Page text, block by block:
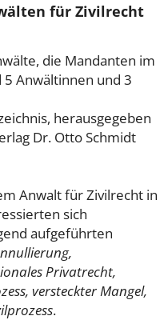
für Zivilrecht
die Mandanten im
Anwältinnen und 3
herausgegeben
Dr. Otto Schmidt
Anwalt für Zivilrecht in
sich
aufgeführten
Privatrecht,
versteckter Mangel,
.